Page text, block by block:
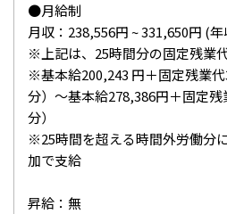
●月給制
月収：238,556円 ~ 331,650円 (
※上記は、25時間分の固定残業
※基本給200,243 円＋固定残業
分）～基本給278,386円＋固定
分）
※25時間を超える時間外労働分
加で支給
昇給：無